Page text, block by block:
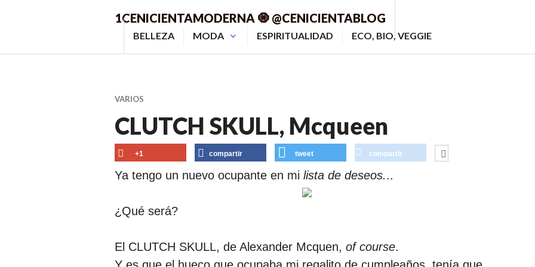
1CENICIENTAMODERNA 🧿 @CENICIENTABLOG
BELLEZA MODA ESPIRITUALIDAD ECO, BIO, VEGGIE
VARIOS
CLUTCH SKULL, Mcqueen
+1 compartir tweet compartir
Ya tengo un nuevo ocupante en mi lista de deseos...
¿Qué será?
El CLUTCH SKULL, de Alexander Mcquen, of course.